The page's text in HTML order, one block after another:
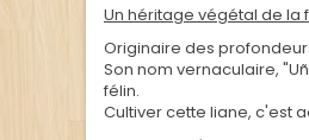
Un héritage végétal de la
Originaire des
Son nom vernaculaire,
félin.
Cultiver cette liane, c'est